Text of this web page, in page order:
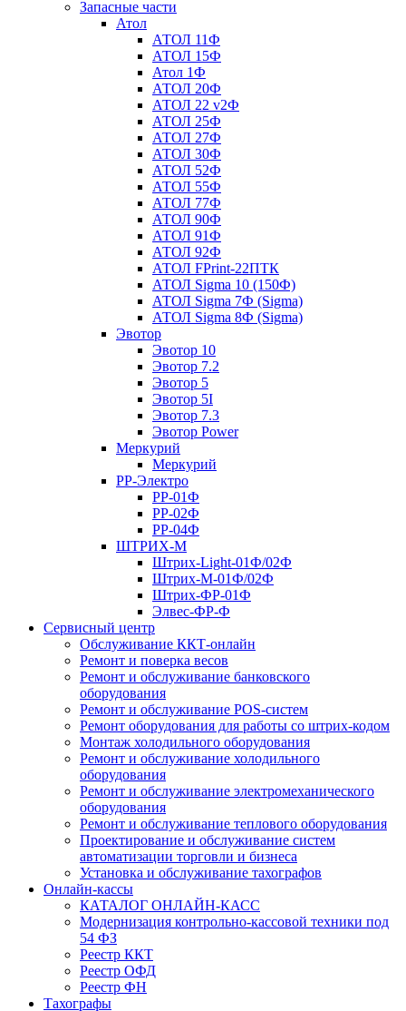
Запасные части
Атол
АТОЛ 11Ф
АТОЛ 15Ф
Атол 1Ф
АТОЛ 20Ф
АТОЛ 22 v2Ф
АТОЛ 25Ф
АТОЛ 27Ф
АТОЛ 30Ф
АТОЛ 52Ф
АТОЛ 55Ф
АТОЛ 77Ф
АТОЛ 90Ф
АТОЛ 91Ф
АТОЛ 92Ф
АТОЛ FPrint-22ПТК
АТОЛ Sigma 10 (150Ф)
АТОЛ Sigma 7Ф (Sigma)
АТОЛ Sigma 8Ф (Sigma)
Эвотор
Эвотор 10
Эвотор 7.2
Эвотор 5
Эвотор 5I
Эвотор 7.3
Эвотор Power
Меркурий
Меркурий
РР-Электро
РР-01Ф
РР-02Ф
РР-04Ф
ШТРИХ-М
Штрих-Light-01Ф/02Ф
Штрих-М-01Ф/02Ф
Штрих-ФР-01Ф
Элвес-ФР-Ф
Сервисный центр
Обслуживание ККТ-онлайн
Ремонт и поверка весов
Ремонт и обслуживание банковского
оборудования
Ремонт и обслуживание POS-систем
Ремонт оборудования для работы со штрих-кодом
Монтаж холодильного оборудования
Ремонт и обслуживание холодильного
оборудования
Ремонт и обслуживание электромеханического
оборудования
Ремонт и обслуживание теплового оборудования
Проектирование и обслуживание систем
автоматизации торговли и бизнеса
Установка и обслуживание тахографов
Онлайн-кассы
КАТАЛОГ ОНЛАЙН-КАСС
Модернизация контрольно-кассовой техники под
54 ФЗ
Реестр ККТ
Реестр ОФД
Реестр ФН
Тахографы